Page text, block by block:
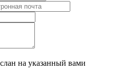
на указанный вами